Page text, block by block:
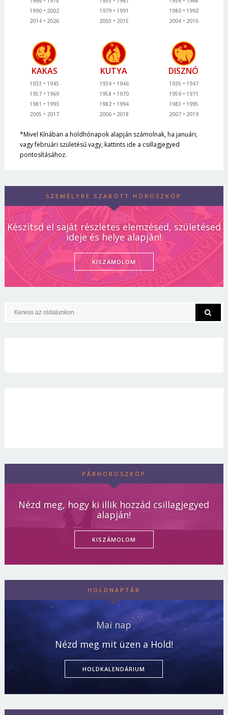
1990
2002
2014
2026
1979
1991
2003
2015
1980
1992
2004
2016
KAKAS
1933
1945
1957
1969
1981
1993
2005
2017
KUTYA
1934
1946
1958
1970
1982
1994
2006
2018
DISZNÓ
1935
1947
1959
1971
1983
1995
2007
2019
*Mivel Kínában a holdhónapok alapján számolnak, ha januári,
vagy februári születésű vagy, kattints ide a csillagjegyed
pontosításához.
SZEMÉLYRE SZABOTT HOROSZKÓP
Készítsd el saját részletes elemzésed, születésed
ideje és helye alapján!
KISZÁMOLOM
PÁRHOROSZKÓP
Nézd meg, hogy ki illik hozzád csillagjegyed
alapján!
KISZÁMOLOM
HOLDNAPTÁR
Mai nap
Nézd meg mit üzen a Hold!
HOLDKALENDÁRIUM